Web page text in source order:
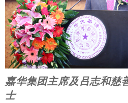
嘉华集团主席及吕志和慈
士